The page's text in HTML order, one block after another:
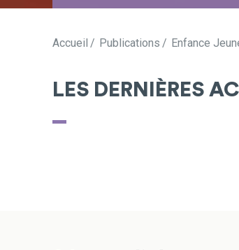
Accueil Publications Enfance
LES DERNIÈRES